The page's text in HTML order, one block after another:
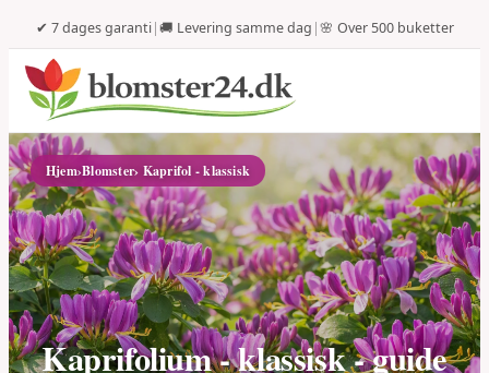
✔ 7 dages garanti|🚚 Levering samme dag |🌸 Over 500 buketter
Hjem›Blomster› Kaprifol - klassisk
Kaprifolium - klassisk - guide